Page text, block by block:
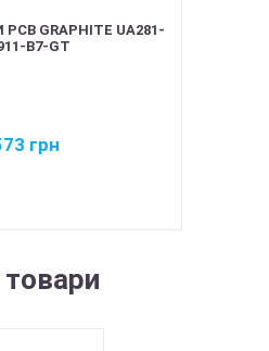
GRAPHITE UA281-
B7-GT
грн
товари